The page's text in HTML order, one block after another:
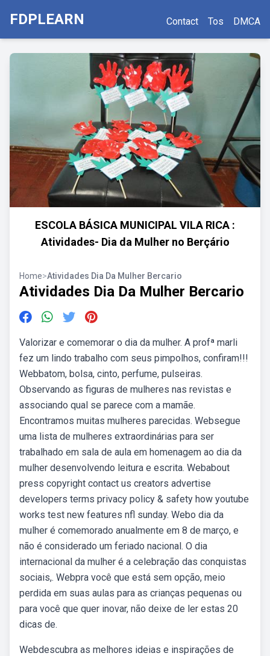
FDPLEARN Contact Tos DMCA
ESCOLA BÁSICA MUNICIPAL VILA RICA :
Atividades- Dia da Mulher no Berçário
Home>Atividades Dia Da Mulher Bercario
Atividades Dia Da Mulher Bercario
Valorizar e comemorar o dia da mulher. A profª marli
fez um lindo trabalho com seus pimpolhos, confiram!!!
Webbatom, bolsa, cinto, perfume, pulseiras.
Observando as figuras de mulheres nas revistas e
associando qual se parece com a mamãe.
Encontramos muitas mulheres parecidas. Websegue
uma lista de mulheres extraordinárias para ser
trabalhado em sala de aula em homenagem ao dia da
mulher desenvolvendo leitura e escrita. Webabout
press copyright contact us creators advertise
developers terms privacy policy & safety how youtube
works test new features nfl sunday. Webo dia da
mulher é comemorado anualmente em 8 de março, e
não é considerado um feriado nacional. O dia
internacional da mulher é a celebração das conquistas
sociais,. Webpra você que está sem opção, meio
perdida em suas aulas para as crianças pequenas ou
para você que quer inovar, não deixe de ler estas 20
dicas de.
Webdescubra as melhores ideias e inspirações de